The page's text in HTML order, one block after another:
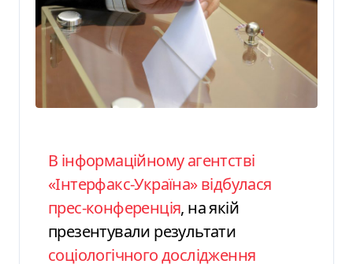
В інформаційному агентстві
«Інтерфакс-Україна» відбулася
прес-конференція, на якій
презентували результати
соціологічного дослідження